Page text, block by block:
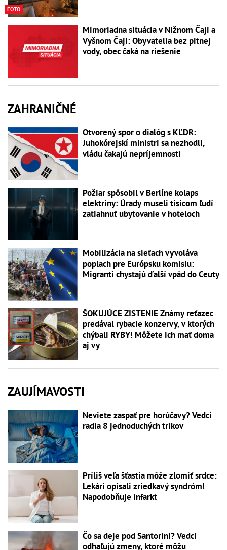
FOTO
Mimoriadna situácia v Nižnom Čaji a
Vyšnom Čaji: Obyvatelia bez pitnej
vody, obec čaká na riešenie
ZAHRANIČNÉ
Otvorený spor o dialóg s KĽDR:
Juhokórejskí ministri sa nezhodli,
vládu čakajú nepríjemnosti
Požiar spôsobil v Berlíne kolaps
elektriny: Úrady museli tisícom ľudí
zatiahnuť ubytovanie v hoteloch
Mobilizácia na sieťach vyvoláva
poplach pre Európsku komisiu:
Migranti chystajú ďalší vpád do Ceuty
ŠOKUJÚCE ZISTENIE Známy reťazec
predával rybacie konzervy, v ktorých
chýbali RYBY! Môžete ich mať doma
aj vy
ZAUJÍMAVOSTI
Neviete zaspať pre horúčavy? Vedci
radia 8 jednoduchých trikov
Príliš veľa šťastia môže zlomiť srdce:
Lekári opísali zriedkavý syndróm!
Napodobňuje infarkt
Čo sa deje pod Santorini? Vedci
odhaľujú zmeny, ktoré môžu